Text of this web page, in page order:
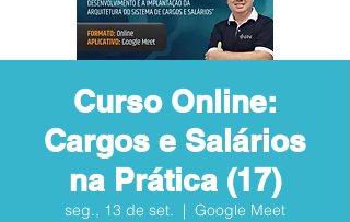
Curso Online:
Cargos e Salários
na Prática (17)
seg., 13 de set.
  |
Google Meet